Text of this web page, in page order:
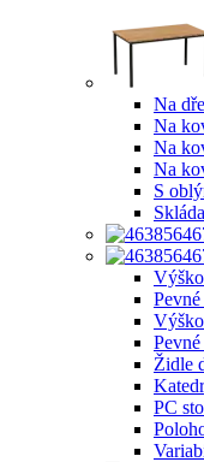
Na
Na
Na
Na
S
Židle
PC